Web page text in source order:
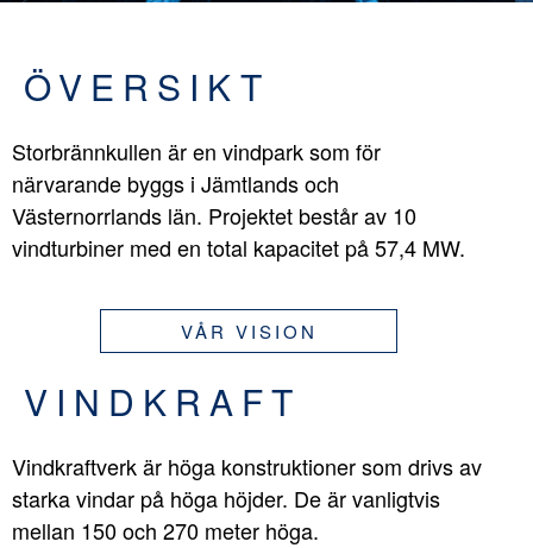
ÖVERSIKT
Storbrännkullen är en vindpark som för
närvarande byggs i Jämtlands och
Västernorrlands län. Projektet består av 10
vindturbiner med en total kapacitet på 57,4 MW.
VÅR VISION
VINDKRAFT
Vindkraftverk är höga konstruktioner som drivs av
starka vindar på höga höjder. De är vanligtvis
mellan 150 och 270 meter höga.